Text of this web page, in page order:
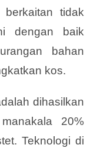
tidak
dengan baik
bahan
kos.
dihasilkan
20%
Teknologi di